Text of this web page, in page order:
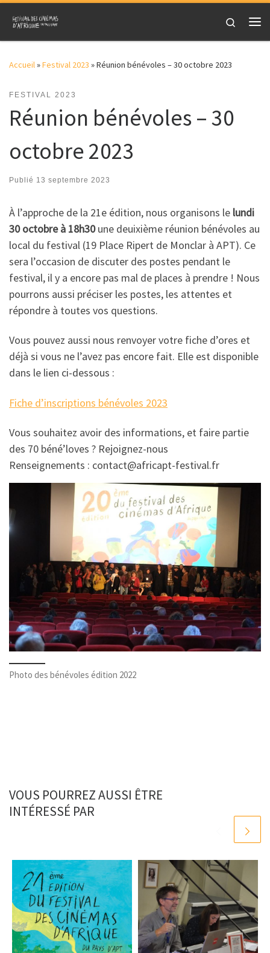
Skip to content
Search
Accueil»Festival 2023 »Réunion bénévoles – 30 octobre 2023
FESTIVAL 2023
Réunion bénévoles – 30
octobre 2023
Publié 13 septembre 2023
À l’approche de la 21e édition, nous organisons le lundi
30 octobre à 18h30une deuixième réunion bénévoles au
local du festival (19 Place Ripert de Monclar à APT). Ce
sera l’occasion de discuter des postes pendant le
festival, il y a encore pas mal de places à prendre ! Nous
pourrons aussi préciser les postes, les attentes et
répondre à toutes vos questions.
Vous pouvez aussi nous renvoyer votre fiche d’ores et
déjà si vous ne l’avez pas encore fait. Elle est disponible
dans le lien ci-dessous :
Fiche d’inscriptions bénévoles 2023
Vous souhaitez avoir des informations, et faire partie
des 70 béné’loves ? Rejoignez-nous
Renseignements : contact@africapt-festival.fr
Photo des bénévoles édition 2022
VOUS POURREZ AUSSI ÊTRE
INTÉRESSÉ PAR